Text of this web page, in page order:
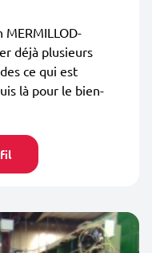
déjà plusieurs
ce qui est
là pour le bien-